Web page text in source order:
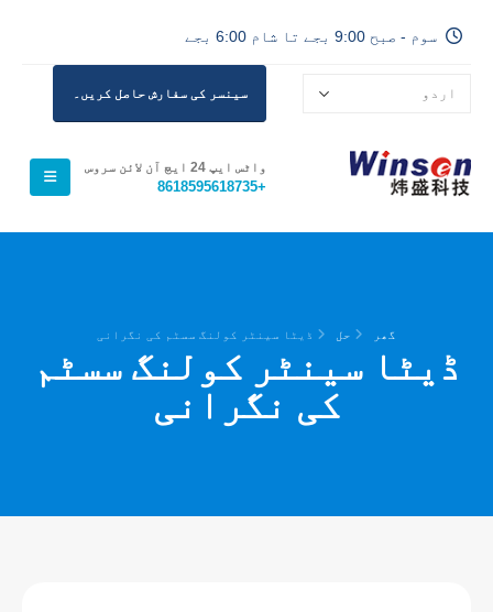
سوم - صبح 9:00 بجے تا شام 6:00 بجے
سینسر کی سفارش حاصل کریں۔
واٹس ایپ 24 ایچ آن لائن سروس
+8618595618735
گھر حل ڈیٹا سینٹر کولنگ سسٹم کی نگرانی
ڈیٹا سینٹر کولنگ سسٹم
کی نگرانی